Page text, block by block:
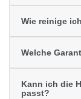
Wie reinige
Welche
Kann ich die
passt?